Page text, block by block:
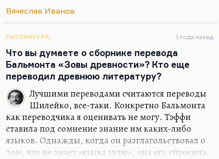
серьезно, как, скажем, Майкл Вахтель, но я
есть несколько сильных стихотворений в «Cor
Ardens», да и «Корчие звезды» само по себе
довольно интересное сочинение, но в целом,
понимаете, «невысокая природа колдовских его
забав: / то калоши, то погода, то Иванов
Вячеслав».
Мне кажется, что это переоцененная фигура.
Интересны его отношения с…
Вячеслав Иванов
ЛИТЕРАТУРА 3 года назад
Что вы думаете о сборнике перевода
Бальмонта «Зовы древности»? Кто еще
переводил древнюю литературу?
Лучшими переводами считаются переводы
Шилейко, все-таки. Конкретно Бальмонта
как переводчика я оценивать не могу. Тэффи
ставила под сомнение знание им каких-либо
языков. Однажды, когда он разглагольствовал о
том, что не знает «языка зулю», она его спросила,